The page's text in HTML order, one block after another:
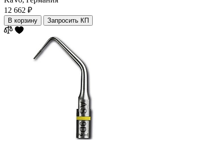
12 662 ₽
В корзину Запросить КП